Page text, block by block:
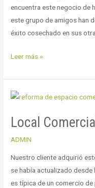
encuentra este negocio de
este grupo de amigos han
éxito cosechado en sus
Leer más »
Local
ADMIN
Nuestro cliente adquirió
se había actualizado
es típica de un comercio
Local